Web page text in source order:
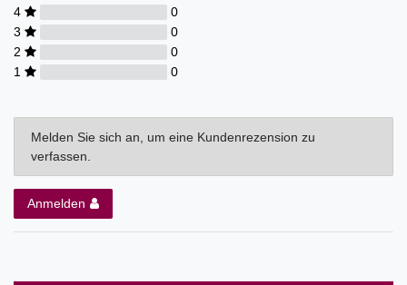
4
0
3
0
2
0
1
0
Melden Sie sich an, um eine Kundenrezension zu
verfassen.
Anmelden